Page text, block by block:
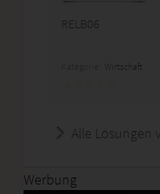
RELB06
Wirtschaft
Alle Lösungen
Werbung